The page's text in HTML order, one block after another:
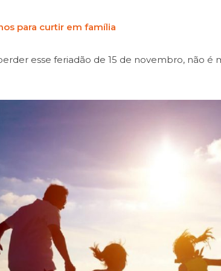
para curtir em família
esse feriadão de 15 de novembro, não é